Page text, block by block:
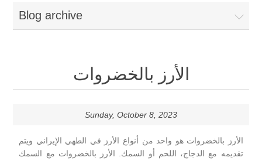
Blog archive
الأرز بالخضروات
Sunday, October 8, 2023
الأرز بالخضروات هو واحد من أنواع الأرز في الطهي الإيراني ويتم
تقديمه مع الدجاج، اللحم أو السمك. الأرز بالخضروات مع السمك